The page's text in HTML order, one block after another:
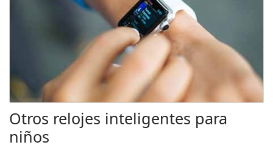
Otros relojes inteligentes para
niños